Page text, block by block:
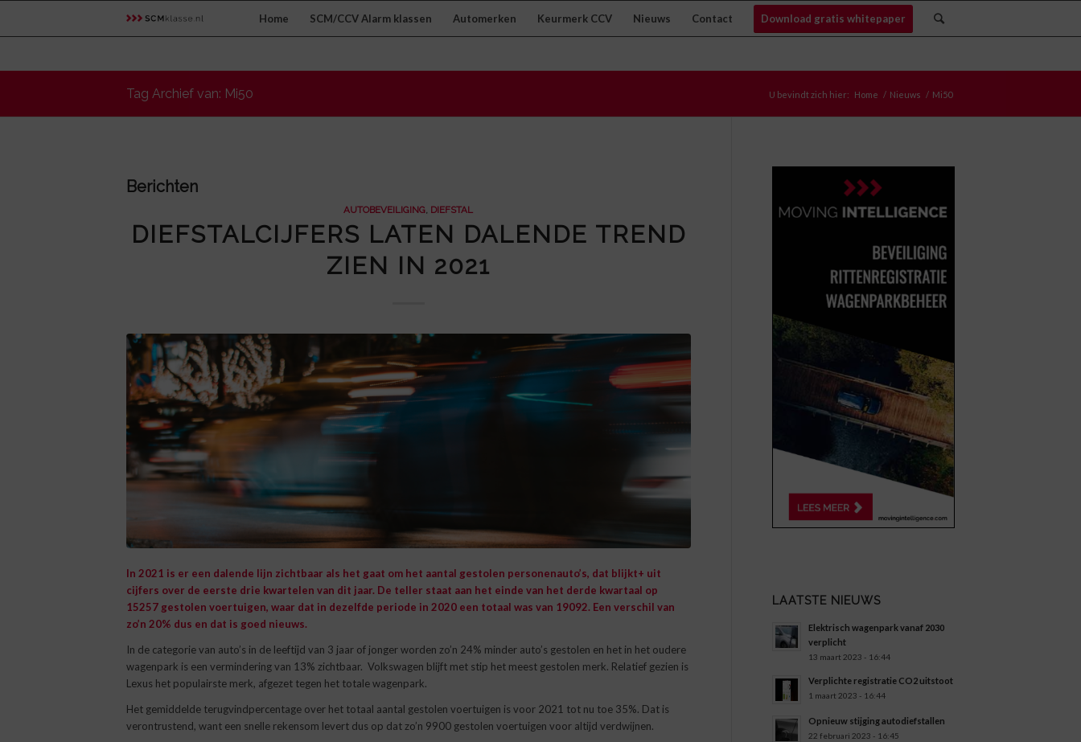
Home SCM/CCV Alarm klassen Automerken Keurmerk CCV Nieuws Contact Download gratis whitepaper
Tag Archief van: Mi50 U bevindt zich hier: Home / Nieuws / Mi50
Berichten
AUTOBEVEILIGING, DIEFSTAL
DIEFSTALCIJFERS LATEN DALENDE TREND
ZIEN IN 2021
In 2021 is er een dalende lijn zichtbaar als het gaat om het aantal gestolen personenauto’s, dat blijkt+ uit
cijfers over de eerste drie kwartelen van dit jaar. De teller staat aan het einde van het derde kwartaal op
15257 gestolen voertuigen, waar dat in dezelfde periode in 2020 een totaal was van 19092. Een verschil van
zo’n 20% dus en dat is goed nieuws.
In de categorie van auto’s in de leeftijd van 3 jaar of jonger worden zo’n 24% minder auto’s gestolen en het in het oudere
wagenpark is een vermindering van 13% zichtbaar. Volkswagen blijft met stip het meest gestolen merk. Relatief gezien is
Lexus het populairste merk, afgezet tegen het totale wagenpark.
Het gemiddelde terugvindpercentage over het totaal aantal gestolen voertuigen is voor 2021 tot nu toe 35%. Dat is
verontrustend, want een snelle rekensom levert dus op dat zo’n 9900 gestolen voertuigen voor altijd verdwijnen.
LAATSTE NIEUWS
Elektrisch wagenpark vanaf 2030
verplicht
13 maart 2023 - 16:44
Verplichte registratie CO2 uitstoot
1 maart 2023 - 16:44
Opnieuw stijging autodiefstallen
22 februari 2023 - 16:45